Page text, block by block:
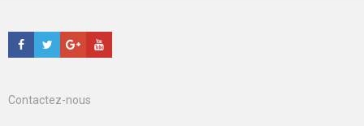
Facebook
TwitterGoogle+Youtube
Contactez-nous